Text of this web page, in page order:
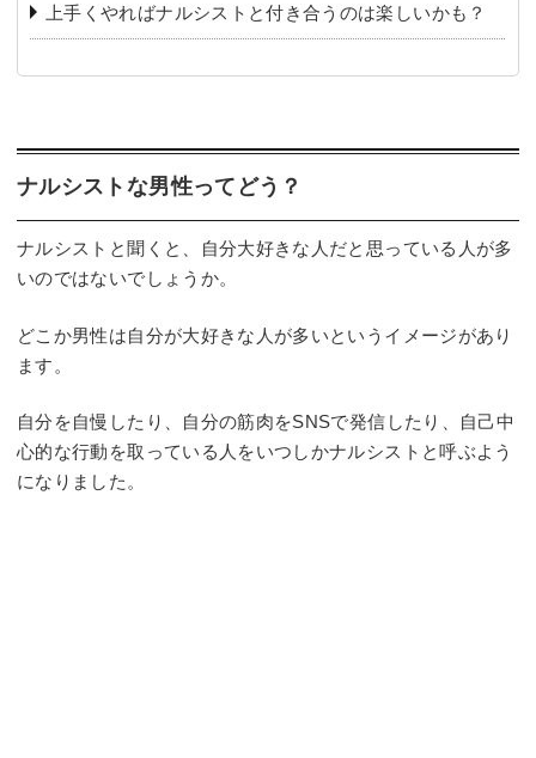
上手くやればナルシストと付き合うのは楽しいかも？
ナルシストな男性ってどう？
ナルシストと聞くと、自分大好きな人だと思っている人が多
いのではないでしょうか。
どこか男性は自分が大好きな人が多いというイメージがあり
ます。
自分を自慢したり、自分の筋肉をSNSで発信したり、自己中
心的な行動を取っている人をいつしかナルシストと呼ぶよう
になりました。